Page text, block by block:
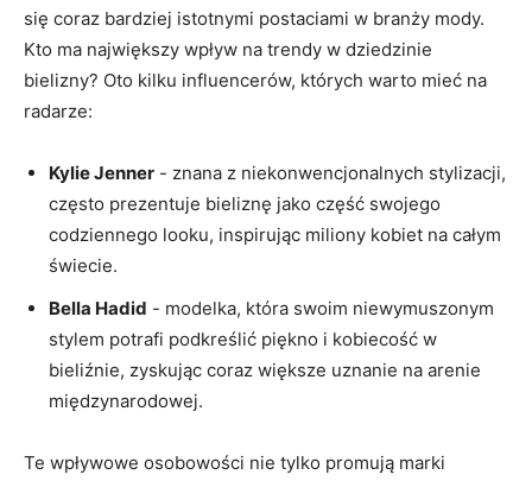
się ‍coraz bardziej istotnymi⁢ postaciami w branży mody.
Kto ma‌ największy ​wpływ na trendy w dziedzinie
⁤bielizny? Oto kilku influencerów, których warto mieć na
radarze:
Kylie Jenner -‍ znana z⁣ niekonwencjonalnych stylizacji,
często prezentuje‌ bieliznę jako ‌część swojego
codziennego‍ looku, inspirując‌ miliony ⁤kobiet na całym
świecie.
Bella Hadid ‌-‌ modelka, która swoim niewymuszonym
stylem potrafi podkreślić piękno i ⁣kobiecość w
bieliźnie, zyskując coraz‌ większe uznanie na ⁣arenie
międzynarodowej.
Te wpływowe osobowości nie tylko promują marki